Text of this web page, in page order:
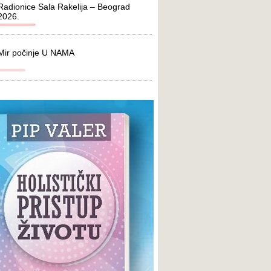
Sala Rakelija – Beograd
počinje U NAMA